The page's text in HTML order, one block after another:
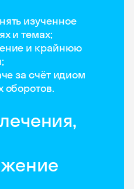
изученное
и темах;
и крайнюю
за счёт идиом
оборотов.